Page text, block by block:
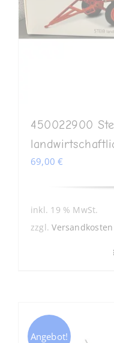
450022900
69,00€
inkl. 19 % MwSt.
zzgl.Versandkosten
Angebot!